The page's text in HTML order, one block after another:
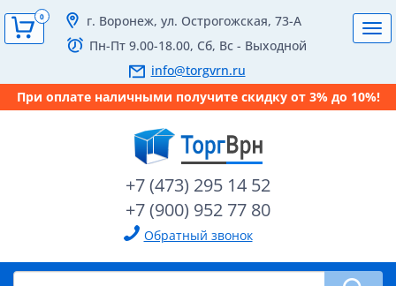
г. Воронеж, ул. Острогожская, 73-А
Пн-Пт 9.00-18.00, Сб, Вс - Выходной
info@torgvrn.ru
При оплате наличными получите скидку от 3% до 10%!
+7 (473) 295 14 52
+7 (900) 952 77 80
Обратный звонок
0